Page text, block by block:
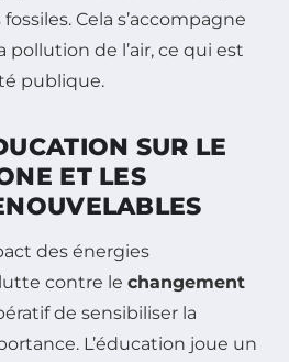
Cela s’accompagne
pollution de l’air, ce qui est
publique.
SUR LE
ET LES
des énergies
contre le changement
de sensibiliser la
L’éducation joue un